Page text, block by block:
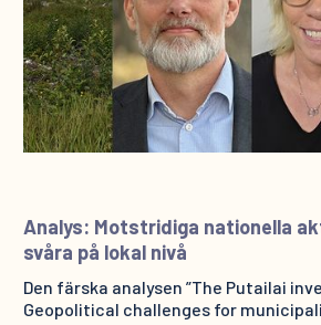
Analys: Motstridiga nationella
svåra på lokal nivå
Den färska analysen ”The Putailai
Geopolitical challenges for